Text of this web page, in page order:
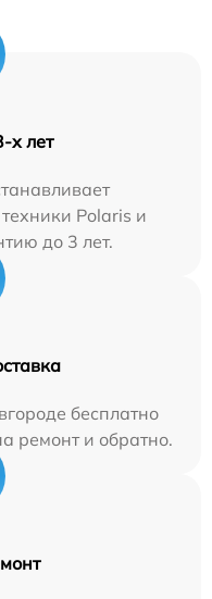
х лет
Polaris и
до 3 лет.
бесплатно
ремонт и обратно.